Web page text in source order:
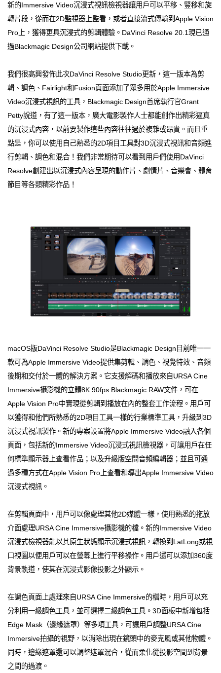
新的Immersive Video沉浸式視訊檢視器讓用戶可以平移、豎移和旋
轉片段，從而在2D監視器上監看，或者直接流式傳輸到Apple Vision
Pro上，獲得更具沉浸式的剪輯體驗。DaVinci Resolve 20.1現已通
過Blackmagic Design公司網站提供下載。
我們很高興發佈此次DaVinci Resolve Studio更新，這一版本為剪
輯、調色、Fairlight和Fusion頁面添加了眾多用於Apple Immersive
Video沉浸式視訊的工具，Blackmagic Design首席執行官Grant
Petty說道，有了這一版本，廣大電影製作人士都能創作出精彩逼真
的沉浸式內容，以前要製作這些內容往往過於複雜或昂貴。而且重
點是，你可以使用自己熟悉的2D項目工具對3D沉浸式視訊和音頻進
行剪輯、調色和混合！我們非常期待可以看到用戶們使用DaVinci
Resolve創建出以沉浸式內容呈現的動作片、劇情片、音樂會、體育
節目等各類精彩作品！
macOS版DaVinci Resolve Studio是Blackmagic Design目前唯一一
款可為Apple Immersive Video提供集剪輯、調色、視覺特效、音頻
後期和交付於一體的解決方案。它支援解碼和播放來自URSA Cine
Immersive攝影機的立體8K 90fps Blackmagic RAW文件，可在
Apple Vision Pro中實現從剪輯到播放在內的整套工作流程。用戶可
以獲得和他們所熟悉的2D項目工具一樣的行業標準工具，升級到3D
沉浸式視訊製作。新的專案設置將Apple Immersive Video融入各個
頁面，包括新的Immersive Video沉浸式視訊檢視器，可讓用戶在任
何標準顯示器上查看作品；以及升級版空間音頻編輯器；並且可通
過多種方式在Apple Vision Pro上查看和導出Apple Immersive Video
沉浸式視訊。
在剪輯頁面中，用戶可以像處理其他2D媒體一樣，使用熟悉的拖放
介面處理URSA Cine Immersive攝影機的檔。新的Immersive Video
沉浸式檢視器能以其原生狀態顯示沉浸式視訊，轉換到LatLong或視
口視圖以便用戶可以在螢幕上進行平移操作。用戶還可以添加360度
背景軌道，使其在沉浸式影像投影之外顯示。
在調色頁面上處理來自URSA Cine Immersive的檔時，用戶可以充
分利用一級調色工具，並可選擇二級調色工具。3D面板中新增包括
Edge Mask（邊緣遮罩）等多項工具，可讓用戶調整URSA Cine
Immersive拍攝的視野，以消除出現在鏡頭中的麥克風或其他物體。
同時，邊緣遮罩還可以調整遮罩混合，從而柔化從投影空間到背景
之間的過渡。